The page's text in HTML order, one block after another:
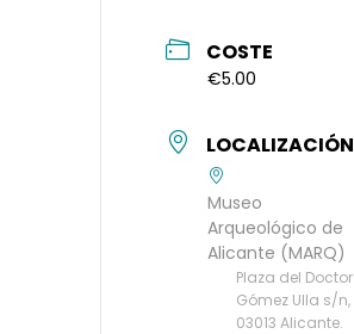
COSTE
€5.00
LOCALIZACIÓN
Museo
Arqueológico de
Alicante (MARQ)
Plaza del Doctor
Gómez Ulla s/n,
03013 Alicante.